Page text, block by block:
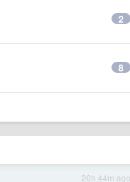
2
8
20h 44m ago